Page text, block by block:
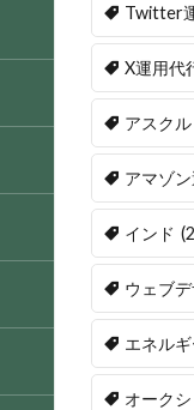
Twitter
X運用代
アスクル
アマゾ
インド
ウェブ
エネル
オーク